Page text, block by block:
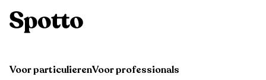
Voor particulierenVoor professionals